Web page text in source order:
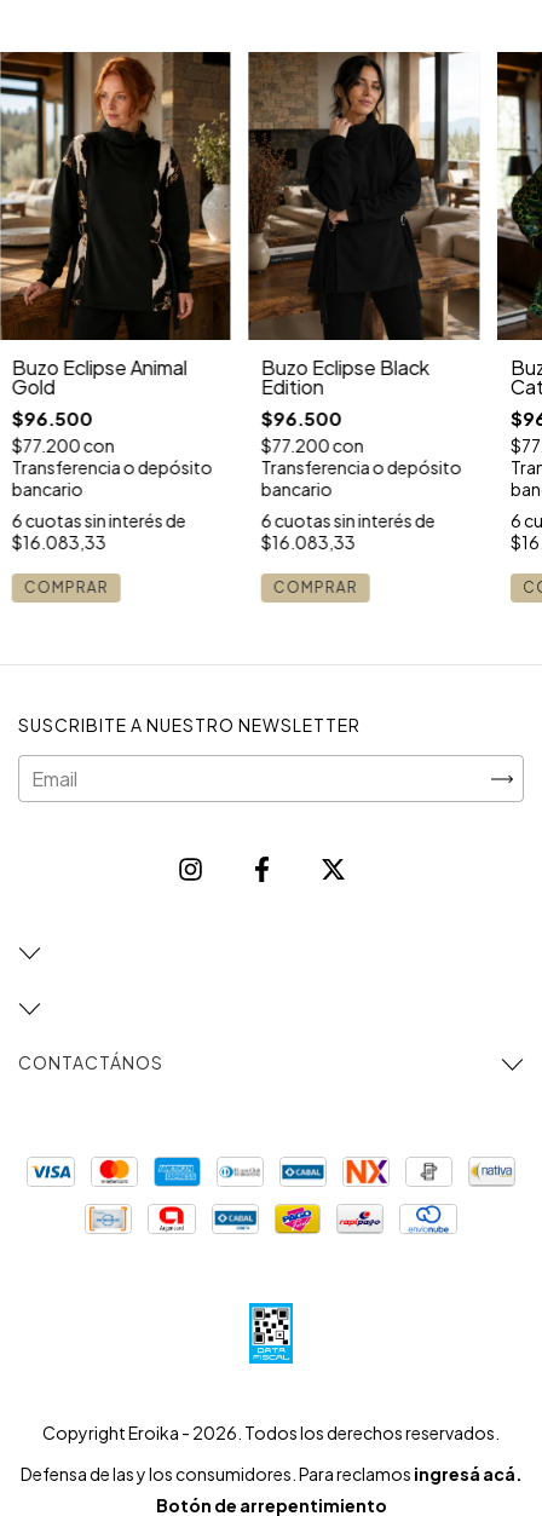
Buzo Eclipse Animal
Gold
$96.500
$77.200con
Transferencia o depósito
bancario
6cuotas sin interés de
$16.083,33
COMPRAR
Buzo Eclipse Black
Edition
$96.500
$77.200con
Transferencia o depósito
bancario
6cuotas sin interés de
$16.083,33
COMPRAR
6
SUSCRIBITE A NUESTRO NEWSLETTER
CONTACTÁNOS
Copyright Eroika - 2026. Todos los derechos reservados.
Defensa de las y los consumidores. Para reclamos ingresá acá.
Botón de arrepentimiento